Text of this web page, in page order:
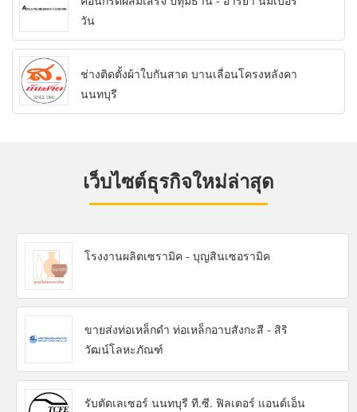
วัน
ช่างติดตั้งผ้าใบกันสาด บานเลื่อนโครงหลังคา
นนทบุรี
เว็บไซต์ธุรกิจใหม่ล่าสุด
โรงงานผลิตเซรามิค - บุญสินเซอรามิค
ขายส่งท่อเหล็กดำ ท่อเหล็กอาบสังกะสี - สิริ
วัฒน์โลหะภัณฑ์
รับตัดเลเซอร์ นนทบุรี ที.ซี. ฟิลเตอร์ แอนด์เอ็น